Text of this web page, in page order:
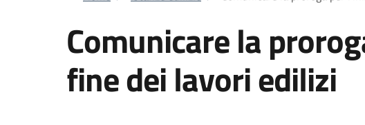
Comunicare la
fine dei lavori edilizi